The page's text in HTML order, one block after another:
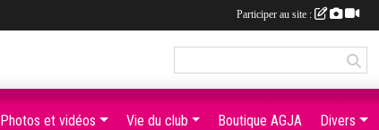
Photos et vidéos Vie du club Boutique AGJA Divers
Participer au site :